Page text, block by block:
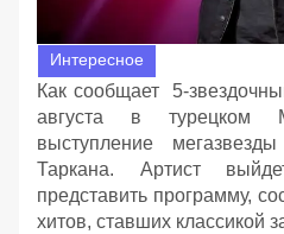
Интересное
Как сообщает 5-
августа в турецком
выступление
Таркана. Артист
представить программу,
хитов, ставших классикой